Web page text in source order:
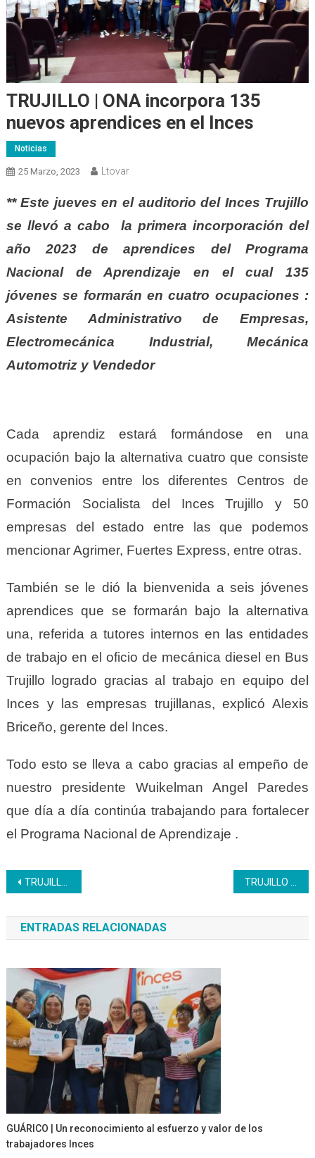
TRUJILLO | ONA incorpora 135
nuevos aprendices en el Inces
Noticias
25 Marzo, 2023 Ltovar
** Este jueves en el auditorio del Inces Trujillo
se llevó a cabo la primera incorporación del
año 2023 de aprendices del Programa
Nacional de Aprendizaje en el cual 135
jóvenes se formarán en cuatro ocupaciones :
Asistente Administrativo de Empresas,
Electromecánica Industrial, Mecánica
Automotriz y Vendedor
Cada aprendiz estará formándose en una
ocupación bajo la alternativa cuatro que consiste
en convenios entre los diferentes Centros de
Formación Socialista del Inces Trujillo y 50
empresas del estado entre las que podemos
mencionar Agrimer, Fuertes Express, entre otras.
También se le dió la bienvenida a seis jóvenes
aprendices que se formarán bajo la alternativa
una, referida a tutores internos en las entidades
de trabajo en el oficio de mecánica diesel en Bus
Trujillo logrado gracias al trabajo en equipo del
Inces y las empresas trujillanas, explicó Alexis
Briceño, gerente del Inces.
Todo esto se lleva a cabo gracias al empeño de
nuestro presidente Wuikelman Angel Paredes
que día a día continúa trabajando para fortalecer
el Programa Nacional de Aprendizaje .
Navegación
de
entradas
TRUJILLO | Cultores de instrumentos musicales socializaron experiencia en el Inces
ENTRADAS RELACIONADAS
GUÁRICO | Un reconocimiento al esfuerzo y valor de los
trabajadores Inces